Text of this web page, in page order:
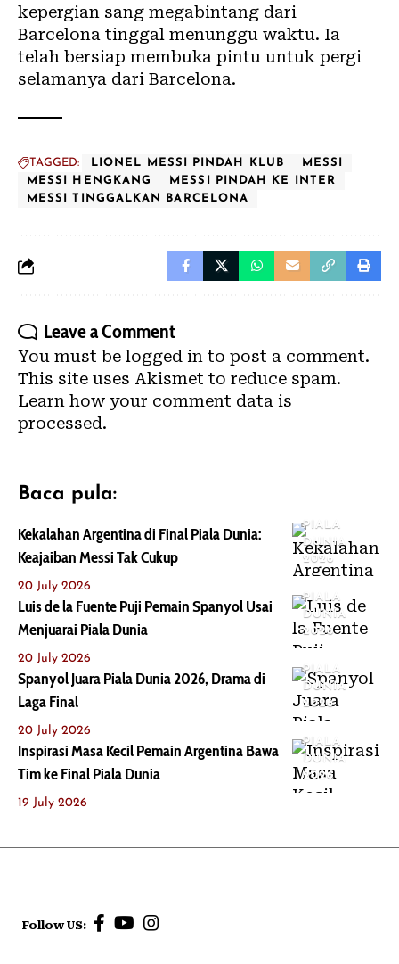
kepergian sang megabintang dari
Barcelona tinggal menunggu waktu. Ia
telah bersiap membuka pintu untuk pergi
selamanya dari Barcelona.
TAGGED: LIONEL MESSI PINDAH KLUB
MESSI
MESSI HENGKANG
MESSI PINDAH KE INTER
MESSI TINGGALKAN BARCELONA
Leave a Comment
You must be logged in to post a comment.
This site uses Akismet to reduce spam.
Learn how your comment data is
processed.
Baca pula:
PIALA
DUNIA
2026
Kekalahan Argentina di Final Piala Dunia:
Keajaiban Messi Tak Cukup
20 July 2026
PIALA
DUNIA
2026
Luis de la Fuente Puji Pemain Spanyol Usai
Menjuarai Piala Dunia
20 July 2026
PIALA
DUNIA
2026
Spanyol Juara Piala Dunia 2026, Drama di
Laga Final
20 July 2026
PIALA
DUNIA
2026
Inspirasi Masa Kecil Pemain Argentina Bawa
Tim ke Final Piala Dunia
19 July 2026
Follow US: